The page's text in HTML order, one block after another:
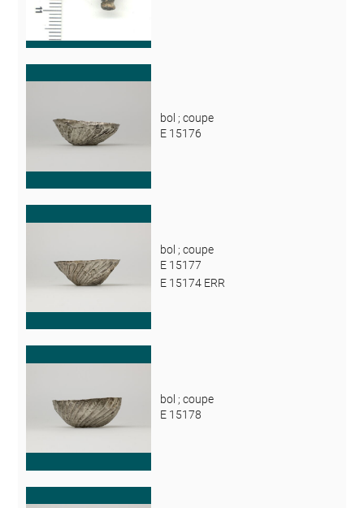
bol ; coupe
E 15176
bol ; coupe
E 15177
E 15174 ERR
bol ; coupe
E 15178